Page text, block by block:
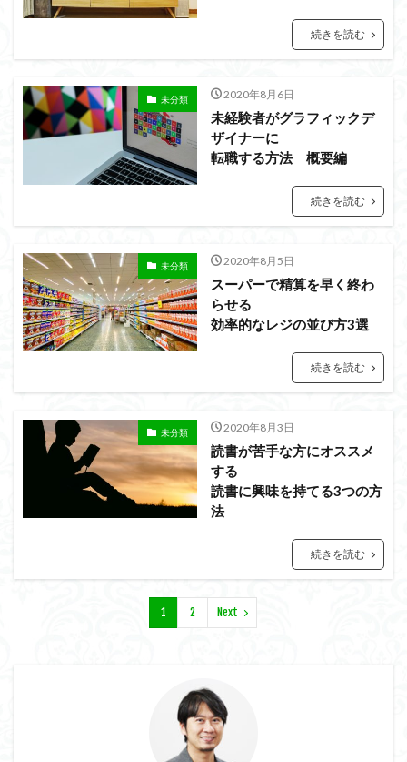
続きを読む
未分類 2020年8月6日
未経験者がグラフィックデ
ザイナーに
転職する方法 概要編
続きを読む
未分類 2020年8月5日
スーパーで精算を早く終わ
らせる
効率的なレジの並び方3選
続きを読む
未分類 2020年8月3日
読書が苦手な方にオススメ
する
読書に興味を持てる3つの方
法
続きを読む
1 2 Next